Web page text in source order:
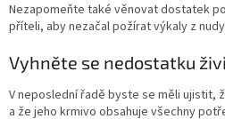
Nezapomeňte také věnovat dostatek
příteli, aby nezačal požírat výkaly z
Vyhněte se nedostatku
V neposlední řadě byste se měli ujistit,
a že jeho krmivo obsahuje všechny